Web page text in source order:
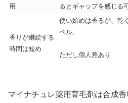
用
るとギャップを感じる
香りが継続する
時間は短め
使い始めは香るが、乾
ベル。
ただし個人差あり
マイナチュレ薬用育毛剤は合成